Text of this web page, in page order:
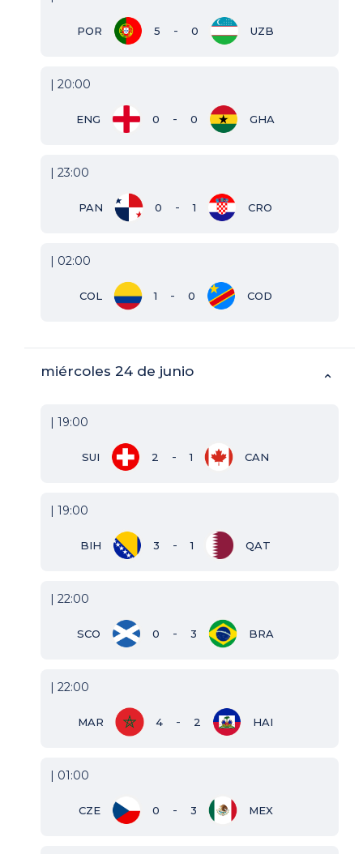
POR 5 - 0 UZB
| 20:00
ENG 0 - 0 GHA
| 23:00
PAN 0 - 1 CRO
| 02:00
COL 1 - 0 COD
miércoles 24 de junio ⌃
| 19:00
SUI 2 - 1 CAN
| 19:00
BIH 3 - 1 QAT
| 22:00
SCO 0 - 3 BRA
| 22:00
MAR 4 - 2 HAI
| 01:00
CZE 0 - 3 MEX